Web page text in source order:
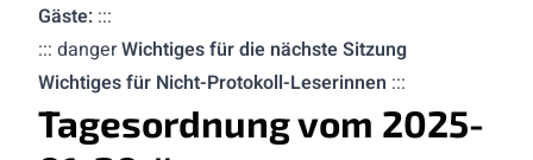
Gäste: :::
::: dangerWichtiges für die nächste Sitzung
Wichtiges für Nicht-Protokoll-Leserinnen :::
Tagesordnung vom 2025-